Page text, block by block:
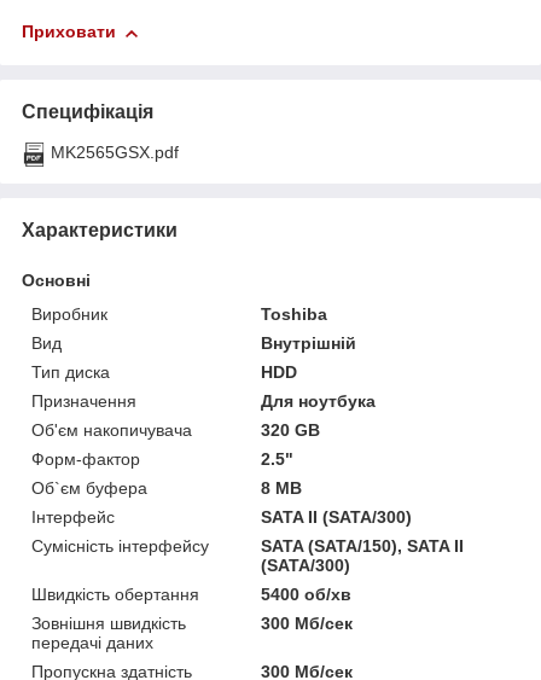
Приховати
Специфікація
MK2565GSX.pdf
Характеристики
Основні
Виробник
Toshiba
Вид
Внутрішній
Тип диска
HDD
Призначення
Для ноутбука
Об'єм накопичувача
320 GB
Форм-фактор
2.5"
Об`єм буфера
8 MB
Інтерфейс
SATA II (SATA/300)
Сумісність інтерфейсу
SATA (SATA/150), SATA II
(SATA/300)
Швидкість обертання
5400 об/хв
Зовнішня швидкість
передачі даних
300 Мб/сек
Пропускна здатність 300 Мб/сек